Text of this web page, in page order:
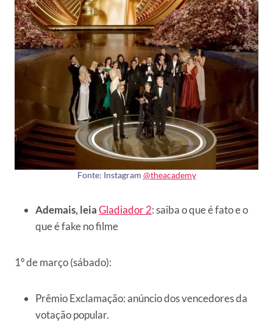
Fonte: Instagram @theacademy
Ademais, leiaGladiador 2: saiba o que é fato e o
que é fake no filme
1º de março (sábado):
Prêmio Exclamação: anúncio dos vencedores da
votação popular.